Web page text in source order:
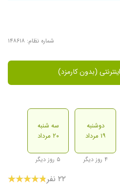
شماره نظام: ۱۴۸۶۱۸
(بدون کارمزد)
دوشنبه
۱۹ مرداد
۴ روز دیگر
سه شنبه
۲۰ مرداد
۵ روز دیگر
۲۲ نفر